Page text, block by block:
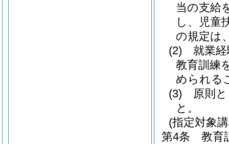
当の支給
し、児童
の規定は
(2)
就業
教育訓練
められる
(3)
原則
と。
(指定対象
第4条
教育